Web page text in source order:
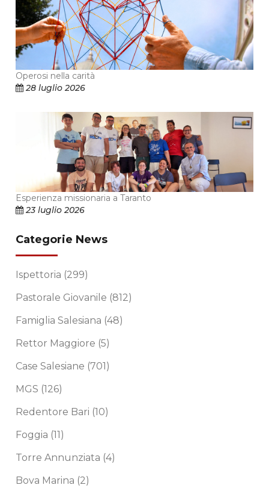
Operosi nella carità
28 luglio 2026
Esperienza missionaria a Taranto
23 luglio 2026
Categorie News
Ispettoria (299)
Pastorale Giovanile (812)
Famiglia Salesiana (48)
Rettor Maggiore (5)
Case Salesiane (701)
MGS (126)
Redentore Bari (10)
Foggia (11)
Torre Annunziata (4)
Bova Marina (2)